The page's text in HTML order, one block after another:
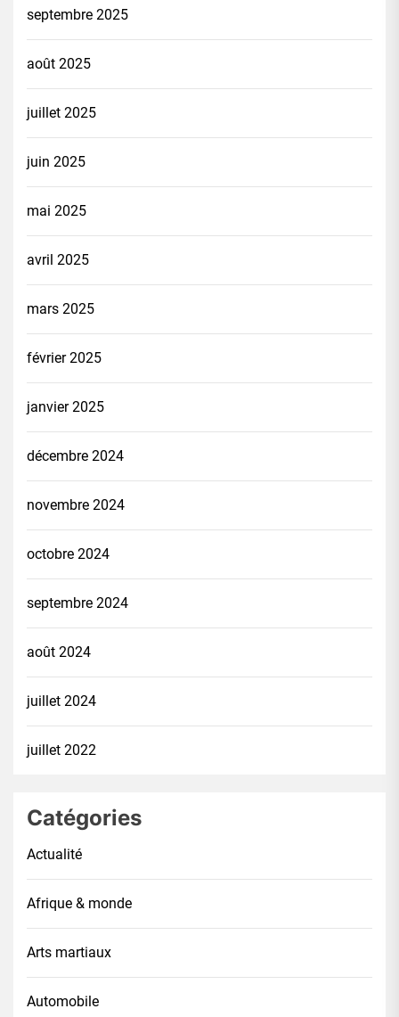
septembre 2025
août 2025
juillet 2025
juin 2025
mai 2025
avril 2025
mars 2025
février 2025
janvier 2025
décembre 2024
novembre 2024
octobre 2024
septembre 2024
août 2024
juillet 2024
juillet 2022
Catégories
Actualité
Afrique & monde
Arts martiaux
Automobile